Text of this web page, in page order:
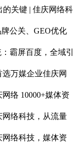
关键 | 佳庆网络科
公关、GEO优化
霸屏百度，全域引
万媒企业佳庆网
络 10000+媒体资
网络科技，从流量
络科技，媒体资